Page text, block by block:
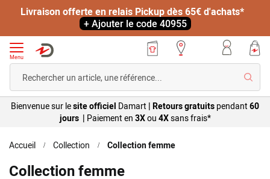
Livraison offerte en relais Pickup dès 65€ d'achats*
+ Ajouter le code 40955
Menu
Bienvenue sur lesite officiel Damart | Retours gratuits pendant 60
jours | Paiement en 3Xou 4Xsansfrais*
Accueil Collection Collection femme
Collection femme